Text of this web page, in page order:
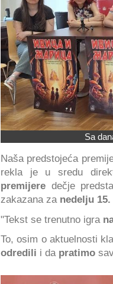
Sa
Naša predstojeća
rekla je u sredu
premijere dečje
zakazana za nedelju
"Tekst se trenutno igra
To, osim o aktuelnosti
odredili i da pratimo